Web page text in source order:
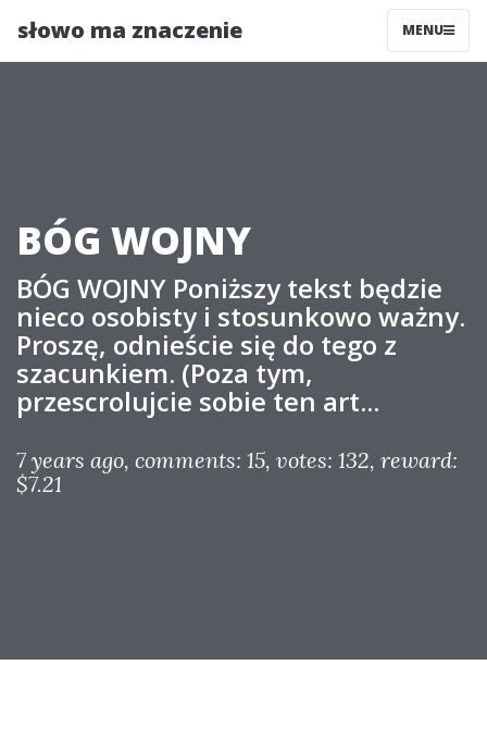
słowo ma znaczenie MENU
BÓG WOJNY
BÓG WOJNY Poniższy tekst będzie
nieco osobisty i stosunkowo ważny.
Proszę, odnieście się do tego z
szacunkiem. (Poza tym,
przescrolujcie sobie ten art...
7 years ago, comments: 15, votes: 132, reward:
$7.21